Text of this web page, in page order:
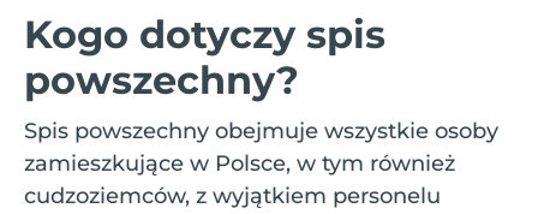
Kogo dotyczy spis
powszechny?
Spis powszechny obejmuje wszystkie osoby
zamieszkujące w Polsce, w tym również
cudzoziemców, z wyjątkiem personelu